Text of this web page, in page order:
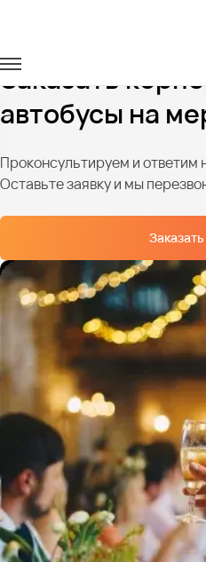
Заказать
автобусы на
Проконсультируем и ответим
Оставьте заявку и мы